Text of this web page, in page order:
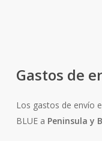
Gastos de
Los gastos de envío
BLUE a Peninsula y